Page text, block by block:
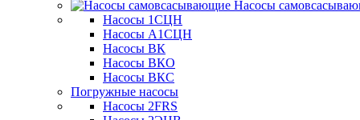
Насосы
Насосы 1СЦН
Насосы А1СЦН
Насосы ВК
Насосы ВКО
Насосы ВКС
Погружные насосы
Насосы 2FRS